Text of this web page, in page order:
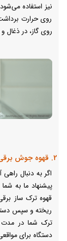
نیز استفاده
روی حرارت
روی گاز، در ذغال
2. قهوه جوش برقی
اگر به دنبال
پیشنهاد ما به شما
قهوه ترک ساز
ریخته و سپس
ترک شما در
دستگاه برای